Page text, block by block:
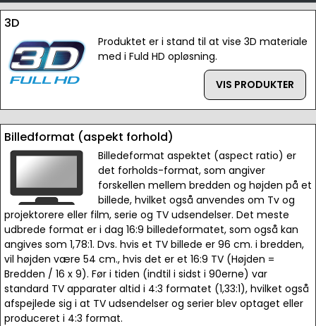
3D
Produktet er i stand til at vise 3D materiale
med i Fuld HD opløsning.
VIS PRODUKTER
Billedformat (aspekt forhold)
Billedeformat aspektet (aspect ratio) er
det forholds-format, som angiver
forskellen mellem bredden og højden på et
billede, hvilket også anvendes om Tv og
projektorere eller film, serie og TV udsendelser. Det meste
udbrede format er i dag 16:9 billedeformatet, som også kan
angives som 1,78:1. Dvs. hvis et TV billede er 96 cm. i bredden,
vil højden være 54 cm., hvis det er et 16:9 TV (Højden =
Bredden / 16 x 9). Før i tiden (indtil i sidst i 90erne) var
standard TV apparater altid i 4:3 formatet (1,33:1), hvilket også
afspejlede sig i at TV udsendelser og serier blev optaget eller
produceret i 4:3 format.